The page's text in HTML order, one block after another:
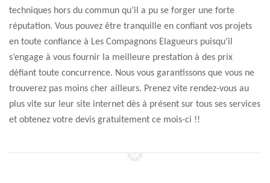
techniques hors du commun qu’il a pu se forger une forte
réputation. Vous pouvez être tranquille en confiant vos projets
en toute confiance à Les Compagnons Elagueurs puisqu’il
s’engage à vous fournir la meilleure prestation à des prix
défiant toute concurrence. Nous vous garantissons que vous ne
trouverez pas moins cher ailleurs. Prenez vite rendez-vous au
plus vite sur leur site internet dès à présent sur tous ses services
et obtenez votre devis gratuitement ce mois-ci !!